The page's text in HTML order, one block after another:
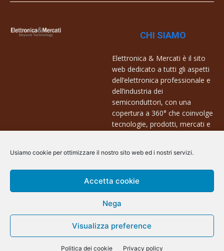
Usiamo cookie per ottimizzare il nostro sito web ed i nostri servizi.
Accetta cookie
Nega
Visualizza preference
Politica dei cookie Privacy policy
CHI SIAMO
Elettronica & Mercati è il sito
web dedicato a tutti gli aspetti
dell’elettronica professionale e
dell’industria dei
semiconduttori, con una
copertura a 360° che coinvolge
tecnologie, prodotti, mercati e
Contatti:
info@arscommunication.it
@ArsCommunication 2023